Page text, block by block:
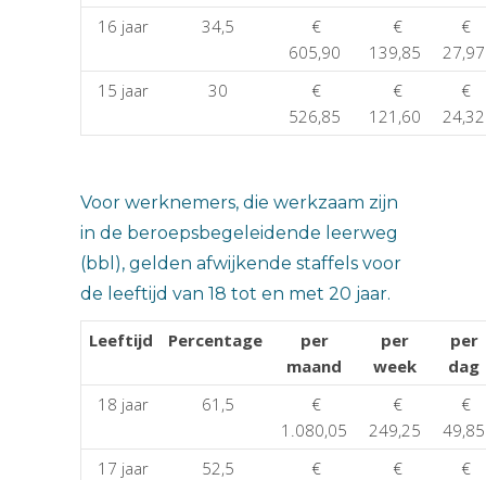
16 jaar
34,5
€
605,90
€
139,85
€
27,97
15 jaar
30
€
526,85
€
121,60
€
24,32
Voor werknemers, die werkzaam zijn
in de beroepsbegeleidende leerweg
(bbl), gelden afwijkende staffels voor
de leeftijd van 18 tot en met 20 jaar.
Leeftijd Percentage
per
maand
per
week
per
dag
18 jaar
61,5
€
1.080,05
€
249,25
€
49,85
17 jaar
52,5
€
€
€